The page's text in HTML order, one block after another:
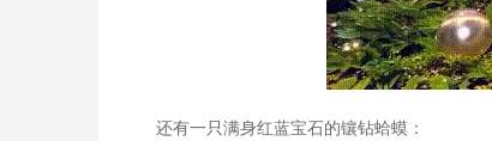
还有一只满身红蓝宝石的镶钻蛤蟆：